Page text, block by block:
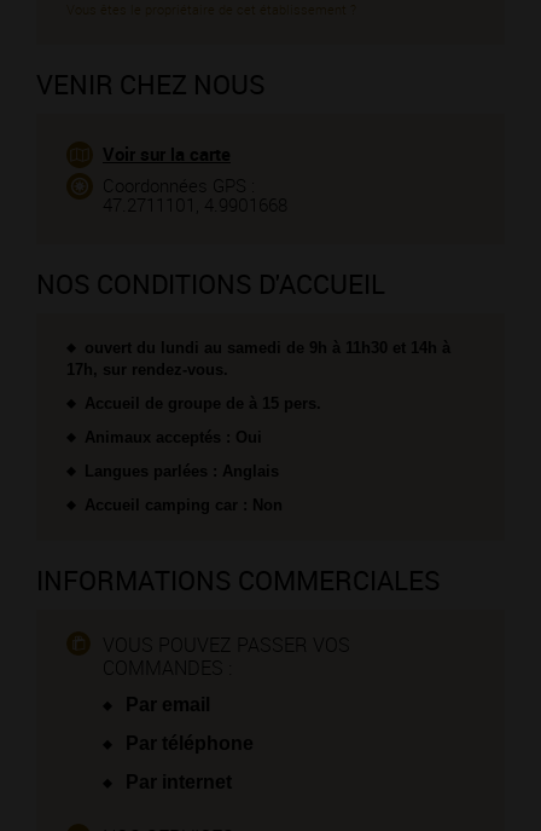
VENIR CHEZ NOUS
Voir sur la carte
Coordonnées GPS :
47.2711101, 4.9901668
NOS CONDITIONS D'ACCUEIL
ouvert du lundi au samedi de 9h à 11h30 et 14h à
17h, sur rendez-vous.
Accueil de groupe de à 15 pers.
Animaux acceptés : Oui
Langues parlées : Anglais
Accueil camping car : Non
INFORMATIONS COMMERCIALES
VOUS POUVEZ PASSER VOS
COMMANDES :
Par email
Par téléphone
Par internet